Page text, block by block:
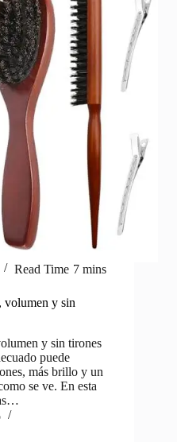
Read Time 7 mins
volumen y sin
y sin tirones
puede
más brillo y un
se ve. En esta